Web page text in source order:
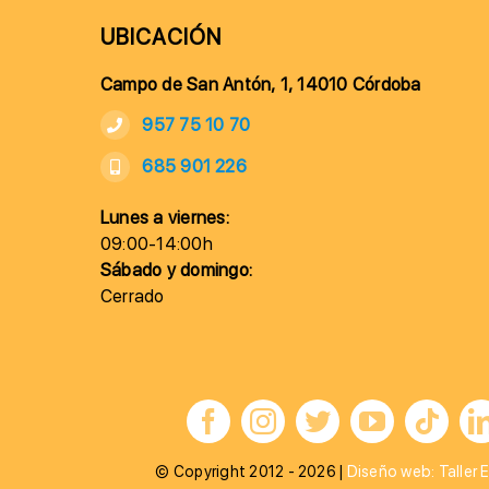
UBICACIÓN
Campo de San Antón, 1, 14010 Córdoba
957 75 10 70
685 901 226
Lunes a viernes:
09:00-14:00h
Sábado y domingo:
Cerrado
© Copyright 2012 - 2026 | Diseño web: Taller